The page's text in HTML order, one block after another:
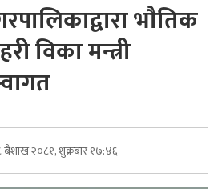
भाैतिक
विका मन्त्री
बैशाख २०८१, शुक्रबार १७:४६